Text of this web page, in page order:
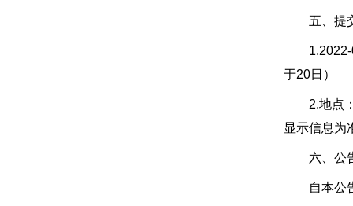
五、提交
1.2022-
于20日）
2.地点：
显示信息为
六、公
自本公告